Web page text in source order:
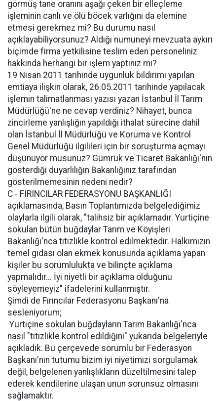
görmüş tane oranını aşağı çeken bir elleçleme
işleminin canlı ve ölü böcek varlığını da elemine
etmesi gerekmez mi? Bu durumu nasıl
açıklayabiliyorsunuz? Aldığı numuneyi mevzuata aykırı
biçimde firma yetkilisine teslim eden personeliniz
hakkında herhangi bir işlem yaptınız mı?
19 Nisan 2011 tarihinde uygunluk bildirimi yapılan
emtiaya ilişkin olarak, 26.05.2011 tarihinde yapılacak
işlemin talimatlanması yazısı yazan İstanbul İl Tarım
Müdürlüğü'ne ne cevap verdiniz? Nihayet, bunca
zincirleme yanlışlığın yapıldığı ithalat sürecine dahil
olan İstanbul İl Müdürlüğü ve Koruma ve Kontrol
Genel Müdürlüğü ilgilileri için bir soruşturma açmayı
düşünüyor musunuz? Gümrük ve Ticaret Bakanlığı'nın
gösterdiği duyarlılığın Bakanlığınız tarafından
gösterilmemesinin nedeni nedir?
C - FIRINCILAR FEDERASYONU BAŞKANLIĞI
açıklamasında, Basın Toplantımızda belgelediğimiz
olaylarla ilgili olarak, "talihsiz bir açıklamadır. Yurtiçine
sokulan bütün buğdaylar Tarım ve Köyişleri
Bakanlığı'nca titizlikle kontrol edilmektedir. Halkımızın
temel gıdası olan ekmek konusunda açıklama yapan
kişiler bu sorumlulukta ve bilinçte açıklama
yapmalıdır... İyi niyetli bir açıklama olduğunu
söyleyemeyiz" ifadelerini kullanmıştır.
Şimdi de Fırıncılar Federasyonu Başkanı'na
sesleniyorum;
 Yurtiçine sokulan buğdayların Tarım Bakanlığı'nca
nasıl "titizlikle kontrol edildiğini" yukarıda belgeleriyle
açıkladık. Bu çerçevede sorumlu bir Federasyon
Başkanı'nın tutumu bizim iyi niyetimizi sorgulamak
değil, belgelenen yanlışlıkların düzeltilmesini talep
ederek kendilerine ulaşan unun sorunsuz olmasını
sağlamaktır.